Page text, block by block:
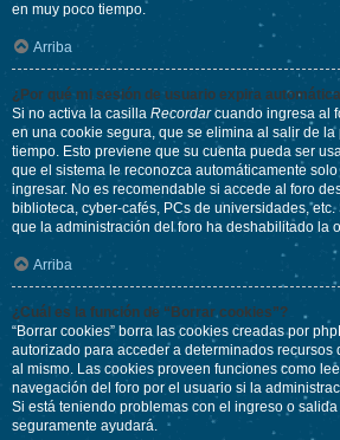
en muy poco tiempo.
Arriba
¿Por qué mi sesión de usuario expira
Si no activa la casilla Recordarcuando ingresa al
en una cookie segura, que se elimina al salir de
tiempo. Esto previene que su cuenta pueda ser
que el sistema le reconozca automáticamente
ingresar. No es recomendable si accede al foro
biblioteca, cyber-cafés, PCs de universidades,
que la administración del foro ha deshabilitado la
Arriba
¿Cuál es la función de “Borrar cookies”?
“Borrar cookies” borra las cookies creadas por
autorizado para acceder a determinados recursos
al mismo. Las cookies proveen funciones como
navegación del foro por el usuario si la
Si está teniendo problemas con el ingreso o
seguramente ayudará.